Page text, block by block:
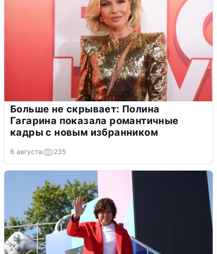
Больше не скрывает: Полина
Гагарина показала романтичные
кадры с новым избранником
6 августа 235